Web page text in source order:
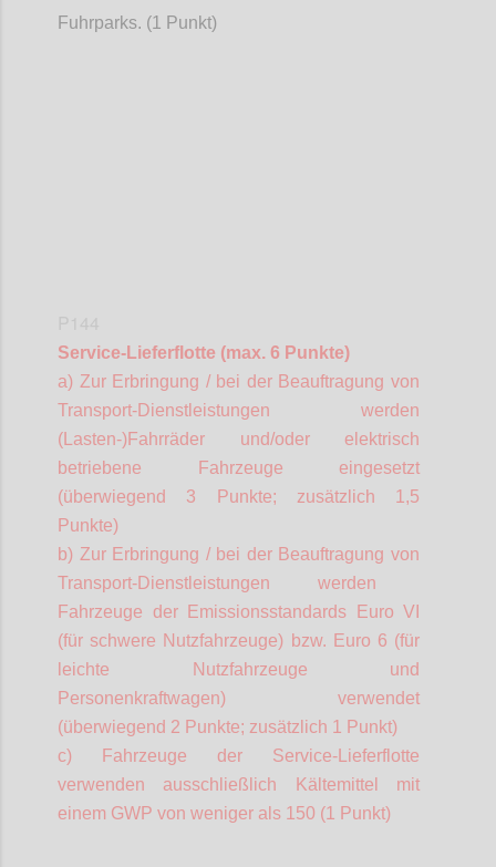
Fuhrparks. (1 Punkt)
Service-Lieferflotte (max. 6 Punkte)
a) Zur Erbringung / bei der Beauftragungvon
Transport-Dienstleistungen werden
(Lasten-)Fahrräder und/oder elektrisch
betriebene Fahrzeuge eingesetzt
(überwiegend 3 Punkte; zusätzlich 1,5
Punkte)
b) Zur Erbringung / bei der Beauftragungvon
Transport-Dienstleistungen werden
Fahrzeuge der Emissionsstandards Euro VI
(für schwere Nutzfahrzeuge) bzw. Euro 6 (für
leichte Nutzfahrzeuge und
Personenkraftwagen) verwendet
(überwiegend 2 Punkte; zusätzlich 1 Punkt)
c) Fahrzeuge der Service-Lieferflotte
verwenden ausschließlich Kältemittel mit
einem GWP von weniger als 150 (1 Punkt)